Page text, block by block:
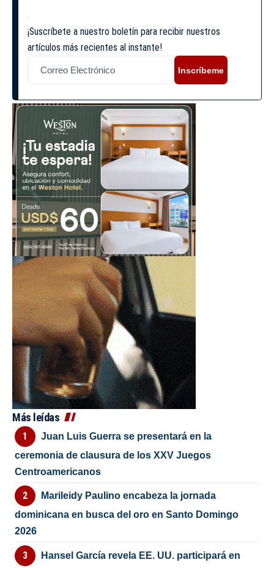
¡Suscríbete a nuestro boletín para recibir nuestros
artículos más recientes al instante!
Inscríbeme
Más leídas
Juan Luis Guerra se presentará en la
ceremonia de clausura de los XXV Juegos
Centroamericanos
Marileidy Paulino encabeza la jornada
dominicana en busca del oro en Santo Domingo
2026
Hansel García revela EE. UU. participará en